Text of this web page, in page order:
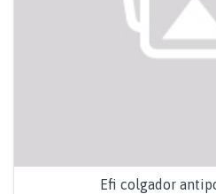
Efi colgador